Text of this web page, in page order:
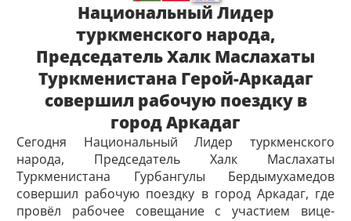
Национальный Лидер
туркменского народа,
Председатель Халк Маслахаты
Туркменистана Герой-Аркадаг
совершил рабочую поездку в
город Аркадаг
Сегодня Национальный Лидер туркменского
народа, Председатель Халк Маслахаты
Туркменистана Гурбангулы Бердымухамедов
совершил рабочую поездку в город Аркадаг, где
провёл рабочее совещание с участием вице-